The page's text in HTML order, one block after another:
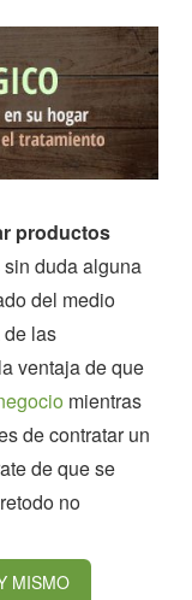
productos
sin duda alguna
del medio
las
ventaja de que
mientras
de contratar un
de que se
no
MISMO